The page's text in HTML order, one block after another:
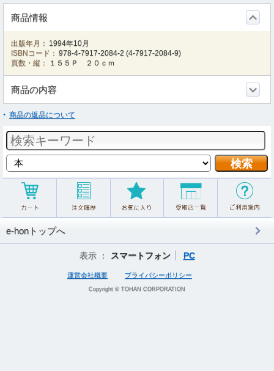
商品情報
出版年月： 1994年10月
ISBNコード： 978-4-7917-2084-2 (4-7917-2084-9)
頁数・縦：
１５５Ｐ ２０ｃｍ
商品の内容
商品の返品について
e-honトップへ
表示 ： スマートフォン PC
運営会社概要 プライバシーポリシー
Copyright © TOHAN CORPORATION